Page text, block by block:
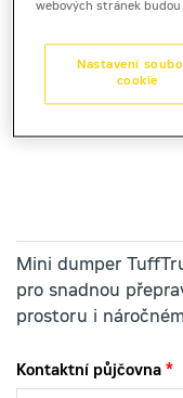
1 040 Kč s DPH
Mini dumper
pro snadnou
prostoru i
Kontaktní půjčovna
webových stránek
Nastavení
cookie